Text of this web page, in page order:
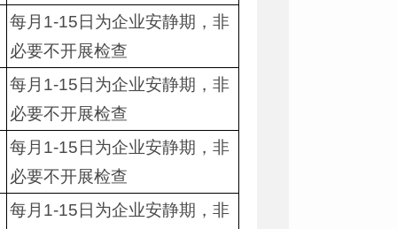
每月1-15日为企业安静期，非
必要不开展检查
每月1-15日为企业安静期，非
必要不开展检查
每月1-15日为企业安静期，非
必要不开展检查
每月1-15日为企业安静期，非